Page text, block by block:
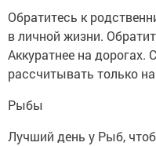
Обратитесь к
в личной жизни.
Аккуратнее на дорогах.
рассчитывать только
Рыбы
Лучший день у Рыб,